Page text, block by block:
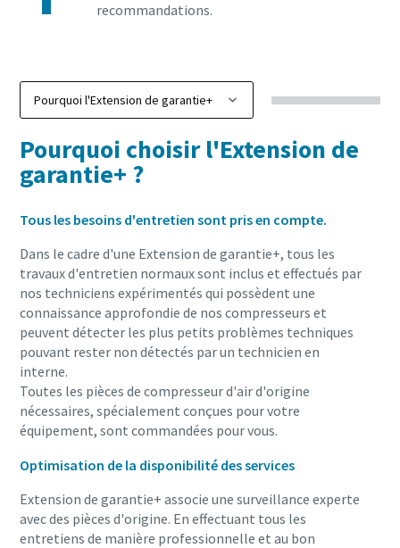
recommandations.
Pourquoi choisir l'Extension de
garantie+ ?
Tous les besoins d'entretien sont pris en compte.
Dans le cadre d'une Extension de garantie+, tous les
travaux d'entretien normaux sont inclus et effectués par
nos techniciens expérimentés qui possèdent une
connaissance approfondie de nos compresseurs et
peuvent détecter les plus petits problèmes techniques
pouvant rester non détectés par un technicien en
interne.
Toutes les pièces de compresseur d'air d'origine
nécessaires, spécialement conçues pour votre
équipement, sont commandées pour vous.
Optimisation de la disponibilité des services
Extension de garantie+ associe une surveillance experte
avec des pièces d'origine. En effectuant tous les
entretiens de manière professionnelle et au bon